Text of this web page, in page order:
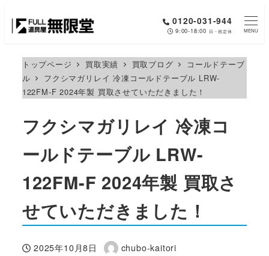
0120-031-944
9:00-18:00 日・祝定休 MENU
トップページ 買取実績 買取ブログ
コールドテーブ
ル
フクシマガリレイ 冷凍コールドテーブル LRW-
122FM-F 2024年製 買取させていただきました！
フクシマガリレイ 冷凍コ
ールドテーブル LRW-
122FM-F 2024年製 買取さ
せていただきました！
2025年10月8日
chubo-kaitori